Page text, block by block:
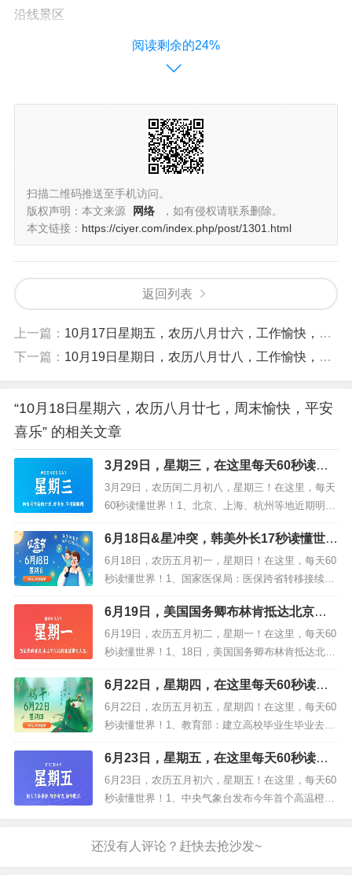
沿线景区
释义：博士：古时官名。博士买了一头驴子，写了三纸契
约，没有一个“驴”字。讥讽写文章长篇累牍而说不到点子
上。
出处：北齐·颜之推《颜氏家训·勉学》：“邺下谚曰：博士
买驴，书券三纸，未有驴字。”
每日一语
缺少食物和酒，爱情是冷的。 —— 佚名
阅读剩余的24%
扫描二维码推送至手机访问。
版权声明：本文来源
网络
，如有侵权请联系删除。
本文链接： https://ciyer.com/index.php/post/1301.html
返回列表
上一篇： 10月17日星期五，农历八月廿六，工作愉快，平安喜乐
下一篇： 10月19日星期日，农历八月廿八，工作愉快，平安喜乐
“10月18日星期六，农历八月廿七，周末愉快，平安
喜乐” 的相关文章
3月29日，星期三，在这里每天60秒读懂
世界！
3月29日，农历闰二月初八，星期三！在这里，每天
60秒读懂世界！1、北京、上海、杭州等地近期明
确：将有序放开设摊、允许外摆；2、网信办：严厉
打击网上恶意损害企业和企业家形象声誉等违法违
规行为；3、厦门调整限购政策：厦门户籍单身人士
可购第二套...
6月18日&星冲突，韩美外长17秒读懂世界
（6月17日，美媒今日必读）
6月18日，农历五月初一，星期日！在这里，每天60
秒读懂世界！1、国家医保局：医保跨省转移接续期
将缩至15个工作日，凭医保二维码或刷脸就可看病
买药；2、江西通报"鸭脖事件"调查结果：判定为鼠
头，被食堂于事发当日丢弃。吊销涉事...
6月19日，美国国务卿布林肯抵达北京，
开启为期两天的访华之旅（6月19日农历
五月初二，必须远之期，但必须远之期）
6月19日，农历五月初二，星期一！在这里，每天60
秒读懂世界！1、18日，美国国务卿布林肯抵达北
京，开启为期两天的访华之旅，专家：布林肯访华
意在11月APEC峰会；2、国家防总：将防汛四级应
急响应范围扩展至广西、江苏、浙江、安徽、江
西、湖北...
6月22日，星期四，在这里每天60秒读懂
世界！
6月22日，农历五月初五，星期四！在这里，每天60
秒读懂世界！1、教育部：建立高校毕业生毕业去向
登记制度；三部门：新能源汽车免征购置税延续至2
025年底，2026-2027年减半征收；2、广州拟限
行"电驴"：不到6人就拥有1...
6月23日，星期五，在这里每天60秒读懂
世界！
6月23日，农历五月初六，星期五！在这里，每天60
秒读懂世界！1、中央气象台发布今年首个高温橙色
意中暑或热射病；2、知名品牌"拉夏贝尔"...